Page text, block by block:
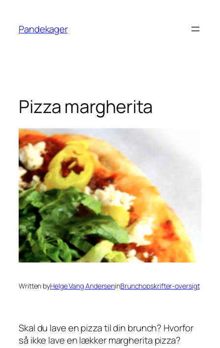
content
Pandekager
Pizza margherita
Written byHelge Vang AnderseninBrunchopskrifter-oversigt
Skal du lave en pizza til din brunch? Hvorfor
så ikke lave en lækker margherita pizza?